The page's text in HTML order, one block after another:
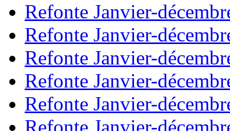
Refonte Janvier-
Refonte Janvier-
Refonte Janvier-
Refonte Janvier-
Refonte Janvier-